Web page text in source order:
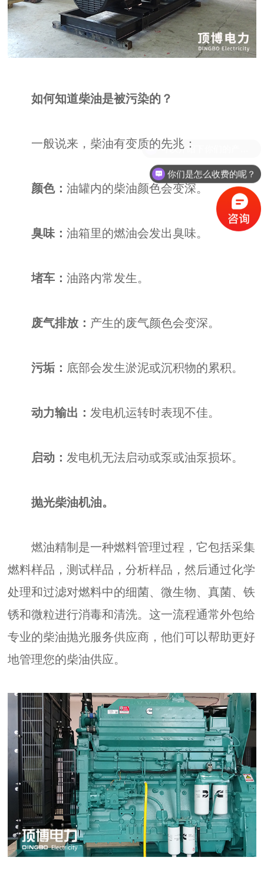
如何知道柴油是被污染的？
一般说来，柴油有变质的先兆：
颜色：油罐内的柴油颜色会变深。
臭味：油箱里的燃油会发出臭味。
堵车：油路内常发生。
废气排放： 产生的废气颜色会变深。
污垢： 底部会发生淤泥或沉积物的累积。
动力输出： 发电机运转时表现不佳。
启动： 发电机无法启动或泵或油泵损坏。
抛光柴油机油。
燃油精制是一种燃料管理过程，它包括采集
燃料样品，测试样品，分析样品，然后通过化学
处理和过滤对燃料中的细菌、微生物、真菌、铁
锈和微粒进行消毒和清洗。这一流程通常外包给
专业的柴油抛光服务供应商，他们可以帮助更好
地管理您的柴油供应。
你们是怎么收费的呢？